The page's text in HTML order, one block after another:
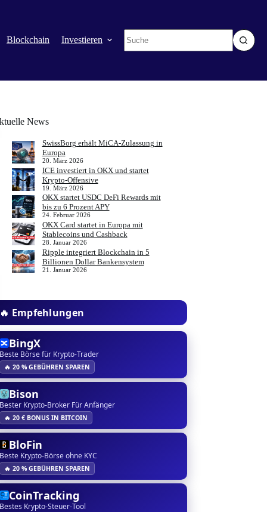
Blockchain Investieren Mehr
Ergebnisse
News
SwissBorg erhält MiCA-Zulassung in
Europa
20. März 2026
ICE investiert in OKX und startet
Krypto-Offensive
19. März 2026
OKX startet USDC DeFi Rewards mit
bis zu 6 Prozent APY
24. Februar 2026
OKX Card startet in Europa mit
Stablecoins und Cashback
28. Januar 2026
Ripple integriert Blockchain in 5
Billionen Dollar Bankensystem
21. Januar 2026
🔥 Empfehlungen
BingX
Beste Börse für Krypto-Trader
🔥 20 % GEBÜHREN SPAREN
Bison
Bester Krypto-Broker Für Anfänger
🔥 20 € BONUS IN BITCOIN
BloFin
Beste Krypto-Börse ohne KYC
🔥 20 % GEBÜHREN SPAREN
CoinTracking
Bestes Krypto-Steuer-Tool